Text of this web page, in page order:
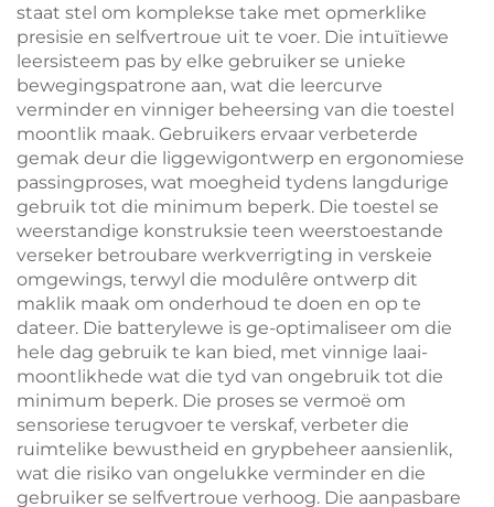
staat stel om komplekse take met opmerklike
presisie en selfvertroue uit te voer. Die intuïtiewe
leersisteem pas by elke gebruiker se unieke
bewegingspatrone aan, wat die leercurve
verminder en vinniger beheersing van die toestel
moontlik maak. Gebruikers ervaar verbeterde
gemak deur die liggewigontwerp en ergonomiese
passingproses, wat moegheid tydens langdurige
gebruik tot die minimum beperk. Die toestel se
weerstandige konstruksie teen weerstoestande
verseker betroubare werkverrigting in verskeie
omgewings, terwyl die modulêre ontwerp dit
maklik maak om onderhoud te doen en op te
dateer. Die batterylewe is ge-optimaliseer om die
hele dag gebruik te kan bied, met vinnige laai-
moontlikhede wat die tyd van ongebruik tot die
minimum beperk. Die proses se vermoë om
sensoriese terugvoer te verskaf, verbeter die
ruimtelike bewustheid en grypbeheer aansienlik,
wat die risiko van ongelukke verminder en die
gebruiker se selfvertroue verhoog. Die aanpasbare